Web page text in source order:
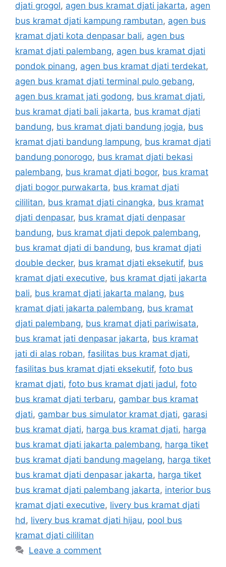
djati grogol, agen bus kramat djati jakarta, agen
bus kramat djati kampung rambutan, agen bus
kramat djati kota denpasar bali, agen bus
kramat djati palembang, agen bus kramat djati
pondok pinang, agen bus kramat djati terdekat,
agen bus kramat djati terminal pulo gebang,
agen bus kramat jati godong, bus kramat djati,
bus kramat djati bali jakarta, bus kramat djati
bandung, bus kramat djati bandung jogja, bus
kramat djati bandung lampung, bus kramat djati
bandung ponorogo, bus kramat djati bekasi
palembang, bus kramat djati bogor, bus kramat
djati bogor purwakarta, bus kramat djati
cililitan, bus kramat djati cinangka, bus kramat
djati denpasar, bus kramat djati denpasar
bandung, bus kramat djati depok palembang,
bus kramat djati di bandung, bus kramat djati
double decker, bus kramat djati eksekutif, bus
kramat djati executive, bus kramat djati jakarta
bali, bus kramat djati jakarta malang, bus
kramat djati jakarta palembang, bus kramat
djati palembang, bus kramat djati pariwisata,
bus kramat jati denpasar jakarta, bus kramat
jati di alas roban, fasilitas bus kramat djati,
fasilitas bus kramat djati eksekutif, foto bus
kramat djati, foto bus kramat djati jadul, foto
bus kramat djati terbaru, gambar bus kramat
djati, gambar bus simulator kramat djati, garasi
bus kramat djati, harga bus kramat djati, harga
bus kramat djati jakarta palembang, harga tiket
bus kramat djati bandung magelang, harga tiket
bus kramat djati denpasar jakarta, harga tiket
bus kramat djati palembang jakarta, interior bus
kramat djati executive, livery bus kramat djati
hd, livery bus kramat djati hijau, pool bus
kramat djati cililitan
Leave a comment